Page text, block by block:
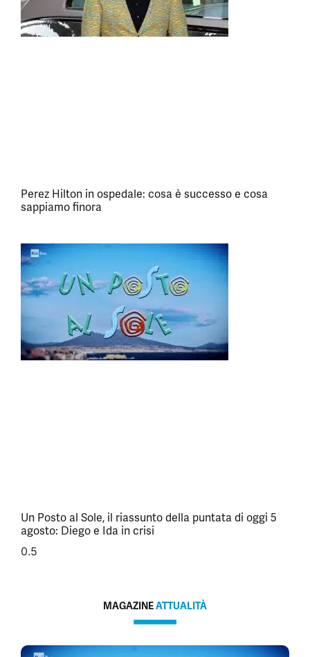
Perez Hilton in ospedale: cosa è successo e cosa
sappiamo finora
Un Posto al Sole, il riassunto della puntata di oggi 5
agosto: Diego e Ida in crisi
MAGAZINEATTUALITÀ